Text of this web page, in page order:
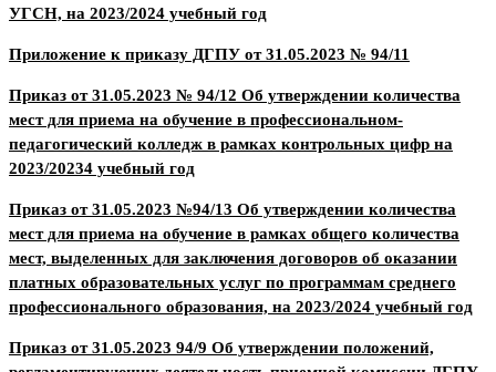
УГСН, на 2023/2024 учебный год
Приложение к приказу ДГПУ от 31.05.2023 № 94/11
Приказ от 31.05.2023 № 94/12 Об утверждении количества
мест для приема на обучение в профессиональном-
педагогический колледж в рамках контрольных цифр на
2023/20234 учебный год
Приказ от 31.05.2023 №94/13 Об утверждении количества
мест для приема на обучение в рамках общего количества
мест, выделенных для заключения договоров об оказании
платных образовательных услуг по программам среднего
профессионального образования, на 2023/2024 учебный год
Приказ от 31.05.2023 94/9 Об утверждении положений,